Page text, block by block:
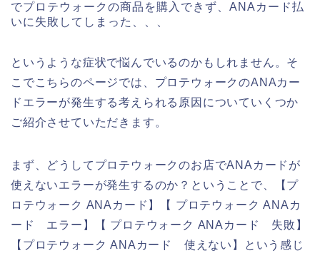
でプロテウォークの商品を購入できず、ANAカード払
いに失敗してしまった、、、
というような症状で悩んでいるのかもしれません。そ
こでこちらのページでは、プロテウォークのANAカー
ドエラーが発生する考えられる原因についていくつか
ご紹介させていただきます。
まず、どうしてプロテウォークのお店でANAカードが
使えないエラーが発生するのか？ということで、【プ
ロテウォーク ANAカード】【 プロテウォーク ANAカ
ード エラー】【 プロテウォーク ANAカード 失敗】
【プロテウォーク ANAカード 使えない】という感じ